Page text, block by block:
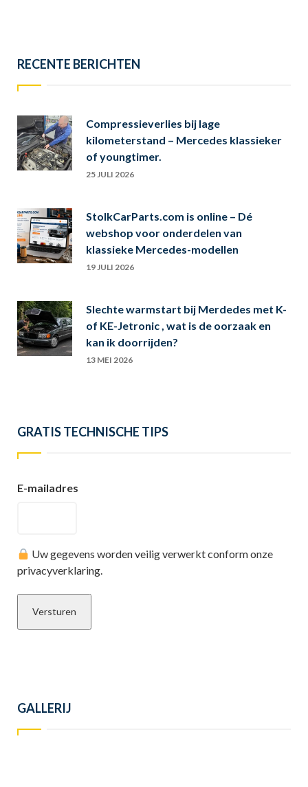
RECENTE BERICHTEN
Compressieverlies bij lage
kilometerstand – Mercedes klassieker
of youngtimer.
25 JULI 2026
StolkCarParts.com is online – Dé
webshop voor onderdelen van
klassieke Mercedes-modellen
19 JULI 2026
Slechte warmstart bij Merdedes met K-
of KE-Jetronic , wat is de oorzaak en
kan ik doorrijden?
13 MEI 2026
GRATIS TECHNISCHE TIPS
E-mailadres
Uw gegevens worden veilig verwerkt conform onze
privacyverklaring.
GALLERIJ